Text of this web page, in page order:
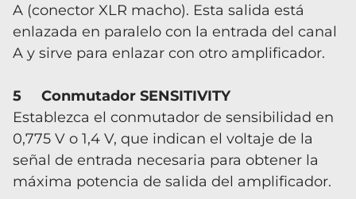
A (conector XLR macho). Esta salida está
enlazada en paralelo con la entrada del canal
A y sirve para enlazar con otro amplificador.
5 Conmutador SENSITIVITY
Establezca el conmutador de sensibilidad en
0,775 V o 1,4 V, que indican el voltaje de la
señal de entrada necesaria para obtener la
máxima potencia de salida del amplificador.